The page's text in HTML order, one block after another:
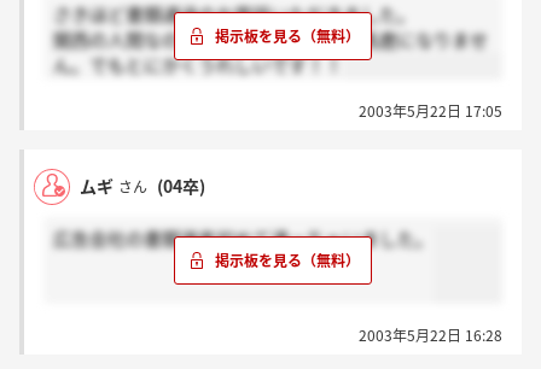
さきほど書類通過のお電話いただきました。
関西の人間なので東京までの交通費は馬鹿になりませ
ん。でもとにかくうれしいです！！
2003年5月22日 17:05
ムギ さん (04卒)
広告会社の書類選考初めて通っちゃいました。
2003年5月22日 16:28